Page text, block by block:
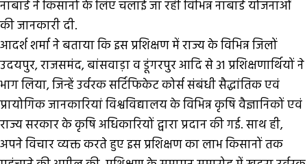
नाबार्ड ने किसानों के लिए चलाई जा रही विभिन्न नाबार्ड योजनाओं
की जानकारी दी.
आदर्श शर्मा ने बताया कि इस प्रशिक्षण में राज्य के विभिन्न जिलों
उदयपुर, राजसमंद, बांसवाड़ा व डूंगरपुर आदि से 31 प्रशिक्षणार्थियों ने
भाग लिया, जिन्हें उर्वरक सर्टिफिकेट कोर्स संबंधी सैद्धांतिक एवं
प्रायोगिक जानकारियां विश्वविद्यालय के विभिन्न कृषि वैज्ञानिकों एवं
राज्य सरकार के कृषि अधिकारियों द्वारा प्रदान की गई. साथ ही,
अपने विचार व्यक्त करते हुए इस प्रशिक्षण का लाभ किसानों तक